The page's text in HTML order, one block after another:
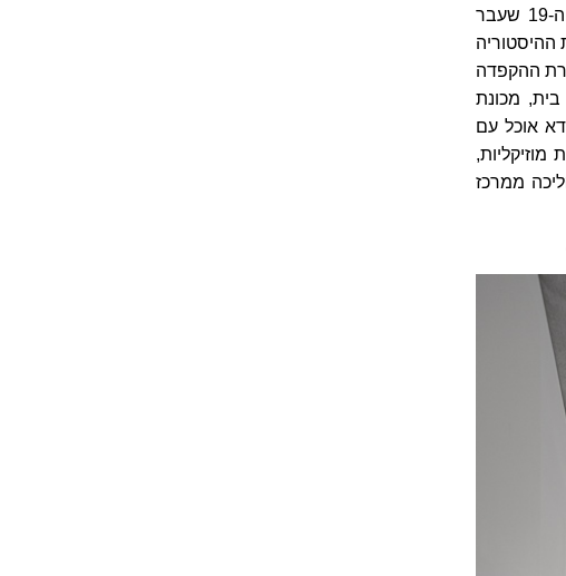
המלון, שמשמעות שמו היא "בית המעשיות", שוכן בבניין היסטורי מהמאה ה-19 שעבר
ההקפדה
מכונת
אוכל עם
ממרכז